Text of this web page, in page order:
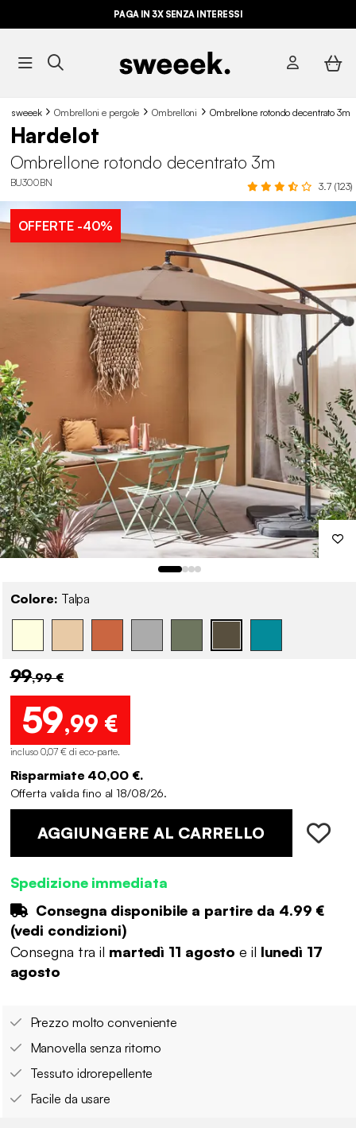
PAGA IN 3X SENZA INTERESSI
sweeek Ombrelloni e pergole Ombrelloni Ombrellone rotondo decentrato 3m
Hardelot
Ombrellone rotondo decentrato 3m
BU300BN 3.7 (123)
OFFERTE-40%
Colore: Talpa
99,99 €
59,99 €
incluso 0,07 € di eco-parte.
Risparmiate 40,00 €.
Offerta valida fino al 18/08/26.
AGGIUNGERE AL CARRELLO
Spedizione immediata
Consegna disponibile a partire da 4.99 €
(vedi condizioni)
Consegna tra il martedì 11 agosto e il lunedì 17
agosto
Prezzo molto conveniente
Manovella senza ritorno
Tessuto idrorepellente
Facile da usare